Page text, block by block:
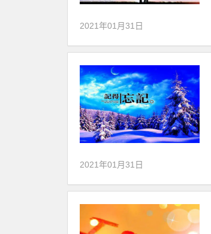
2021年01月31日
2021年01月31日